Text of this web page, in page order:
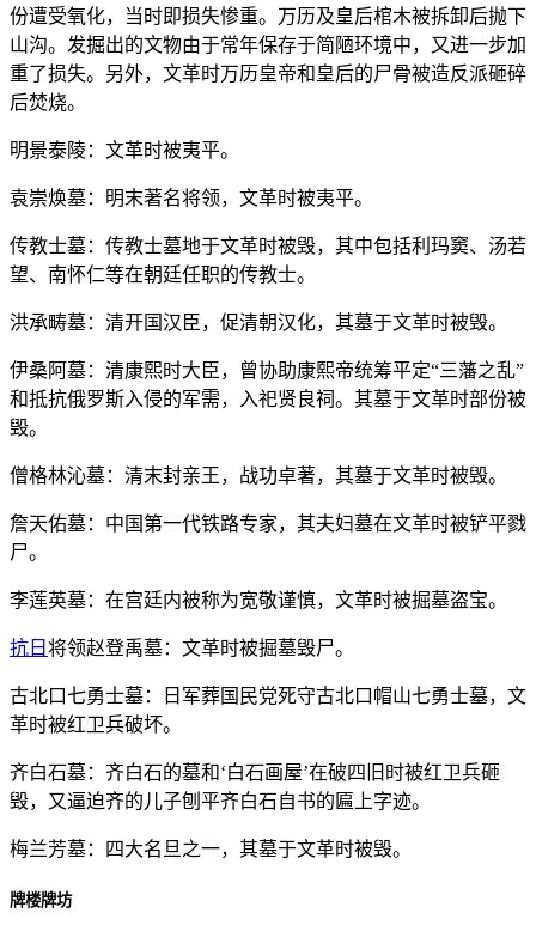
份遭受氧化，当时即损失惨重。万历及皇后棺木被拆卸后抛下
山沟。发掘出的文物由于常年保存于简陋环境中，又进一步加
重了损失。另外，文革时万历皇帝和皇后的尸骨被造反派砸碎
后焚烧。
明景泰陵：文革时被夷平。
袁崇焕墓：明末著名将领，文革时被夷平。
传教士墓：传教士墓地于文革时被毁，其中包括利玛窦、汤若
望、南怀仁等在朝廷任职的传教士。
洪承畴墓：清开国汉臣，促清朝汉化，其墓于文革时被毁。
伊桑阿墓：清康熙时大臣，曾协助康熙帝统筹平定“三藩之乱”
和抵抗俄罗斯入侵的军需，入祀贤良祠。其墓于文革时部份被
毁。
僧格林沁墓：清末封亲王，战功卓著，其墓于文革时被毁。
詹天佑墓：中国第一代铁路专家，其夫妇墓在文革时被铲平戮
尸。
李莲英墓：在宫廷内被称为宽敬谨慎，文革时被掘墓盗宝。
抗日 将领赵登禹墓：文革时被掘墓毁尸。
古北口七勇士墓：日军葬国民党死守古北口帽山七勇士墓，文
革时被红卫兵破坏。
齐白石墓：齐白石的墓和‘白石画屋’在破四旧时被红卫兵砸
毁，又逼迫齐的儿子刨平齐白石自书的匾上字迹。
梅兰芳墓：四大名旦之一，其墓于文革时被毁。
牌楼牌坊